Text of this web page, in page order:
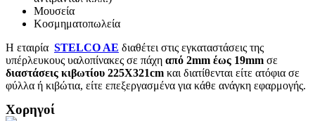
Μουσεία
Κοσμηματοπωλεία
Η εταιρία STELCO AE διαθέτει στις εγκαταστάσεις της
υπέρλευκους υαλοπίνακες σε πάχη από 2mm έως 19mm σε
διαστάσεις κιβωτίου 225Χ321cm και διατίθενται είτε ατόφια σε
φύλλα ή κιβώτια, είτε επεξεργασμένα για κάθε ανάγκη εφαρμογής.
Χορηγοί